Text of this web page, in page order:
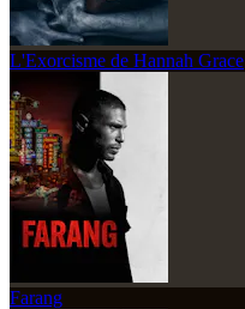
L'Exorcisme de Hannah Grace
Farang